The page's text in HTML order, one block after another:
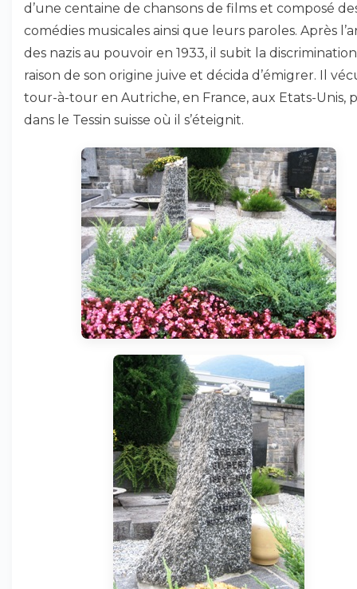
d’une centaine de chansons de films et composé
comédies musicales ainsi que leurs paroles. Après
des nazis au pouvoir en 1933, il subit la
raison de son origine juive et décida d’émigrer. Il
tour-à-tour en Autriche, en France, aux Etats-Unis,
dans le Tessin suisse où il s’éteignit.